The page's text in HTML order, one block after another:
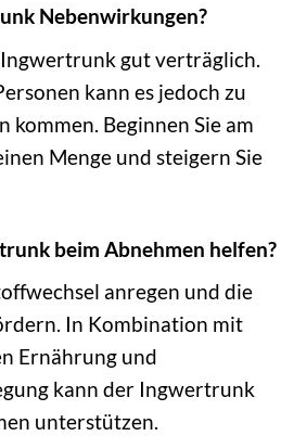
Nebenwirkungen?
gut verträglich.
kann es jedoch zu
kommen. Beginnen Sie am
Menge und steigern Sie
beim Abnehmen helfen?
anregen und die
In Kombination mit
Ernährung und
kann der Ingwertrunk
unterstützen.